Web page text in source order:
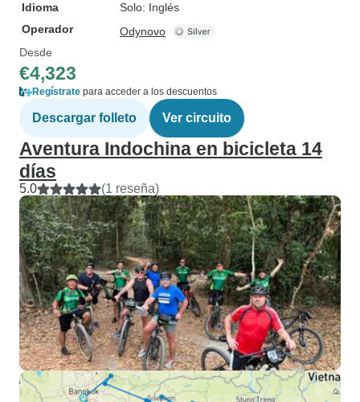
Idioma
Solo: Inglés
Operador
Odynovo
Desde
€4,323
Regístrate para acceder a los descuentos
Descargar folleto Ver circuito
Aventura Indochina en bicicleta 14
días
5.0 (1 reseña)